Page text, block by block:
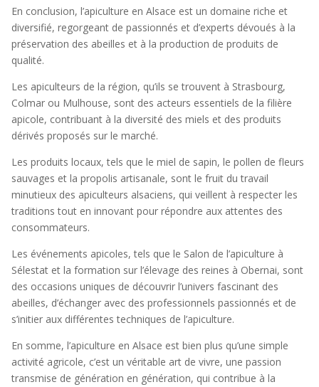
En conclusion, l’apiculture en Alsace est un domaine riche et
diversifié, regorgeant de passionnés et d’experts dévoués à la
préservation des abeilles et à la production de produits de
qualité.
Les apiculteurs de la région, qu’ils se trouvent à Strasbourg,
Colmar ou Mulhouse, sont des acteurs essentiels de la filière
apicole, contribuant à la diversité des miels et des produits
dérivés proposés sur le marché.
Les produits locaux, tels que le miel de sapin, le pollen de fleurs
sauvages et la propolis artisanale, sont le fruit du travail
minutieux des apiculteurs alsaciens, qui veillent à respecter les
traditions tout en innovant pour répondre aux attentes des
consommateurs.
Les événements apicoles, tels que le Salon de l’apiculture à
Sélestat et la formation sur l’élevage des reines à Obernai, sont
des occasions uniques de découvrir l’univers fascinant des
abeilles, d’échanger avec des professionnels passionnés et de
s’initier aux différentes techniques de l’apiculture.
En somme, l’apiculture en Alsace est bien plus qu’une simple
activité agricole, c’est un véritable art de vivre, une passion
transmise de génération en génération, qui contribue à la